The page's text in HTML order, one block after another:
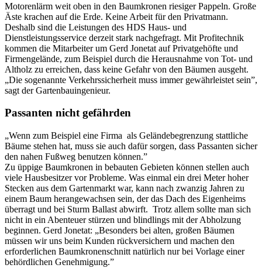
Motorenlärm weit oben in den Baumkronen riesiger Pappeln. Große
Äste krachen auf die Erde. Keine Arbeit für den Privatmann.
Deshalb sind die Leistungen des HDS Haus- und
Dienstleistungsservice derzeit stark nachgefragt. Mit Profitechnik
kommen die Mitarbeiter um Gerd Jonetat auf Privatgehöfte und
Firmengelände, zum Beispiel durch die Herausnahme von Tot- und
Altholz zu erreichen, dass keine Gefahr von den Bäumen ausgeht.
„Die sogenannte Verkehrssicherheit muss immer gewährleistet sein”,
sagt der Gartenbauingenieur.
Passanten nicht gefährden
„Wenn zum Beispiel eine Firma als Geländebegrenzung stattliche
Bäume stehen hat, muss sie auch dafür sorgen, dass Passanten sicher
den nahen Fußweg benutzen können.”
Zu üppige Baumkronen in bebauten Gebieten können stellen auch
viele Hausbesitzer vor Probleme. Was einmal ein drei Meter hoher
Stecken aus dem Gartenmarkt war, kann nach zwanzig Jahren zu
einem Baum herangewachsen sein, der das Dach des Eigenheims
überragt und bei Sturm Ballast abwirft. Trotz allem sollte man sich
nicht in ein Abenteuer stürzen und blindlings mit der Abholzung
beginnen. Gerd Jonetat: „Besonders bei alten, großen Bäumen
müssen wir uns beim Kunden rückversichern und machen den
erforderlichen Baumkronenschnitt natürlich nur bei Vorlage einer
behördlichen Genehmigung.”